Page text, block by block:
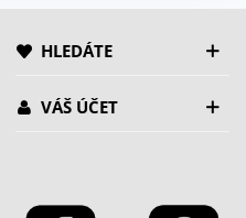
HLEDÁTE
VÁŠ ÚČET